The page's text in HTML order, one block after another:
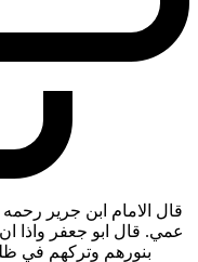
قال الامام ابن جرير
عمي. قال ابو جعفر واذا
بنورهم وتركهم في